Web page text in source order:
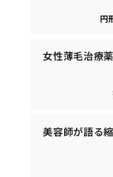
円
女性薄毛治療
美容師が語る